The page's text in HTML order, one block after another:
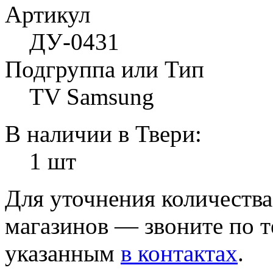
Артикул
ДУ-0431
Подгруппа или Тип
TV Samsung
В наличии в Твери:
1 шт
Для уточнения
магазинов — звоните по
указанным в контактах.